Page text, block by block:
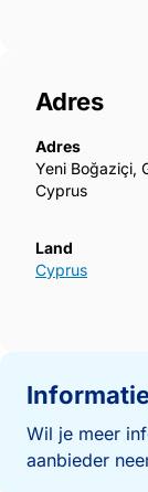
Adres
Adres
Yeni Boğaziçi,
Cyprus
Land
Cyprus
Wil je meer
aanbieder